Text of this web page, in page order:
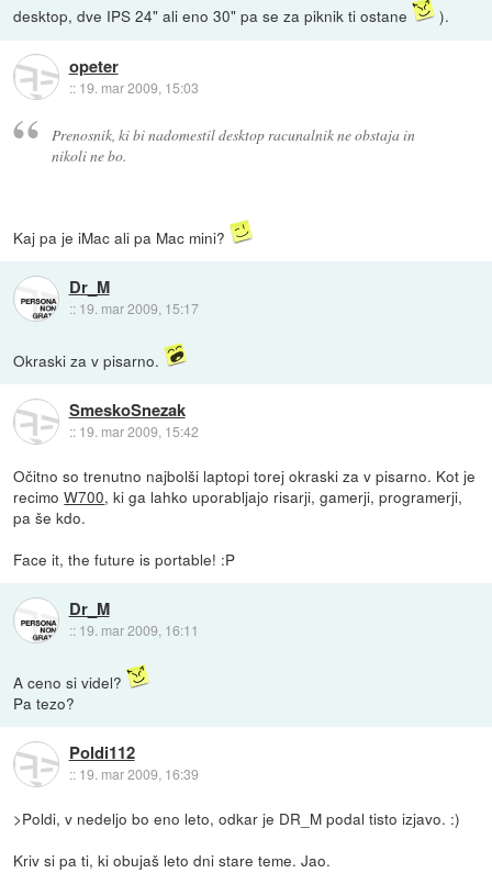
desktop, dve IPS 24" ali eno 30" pa se za piknik ti ostane
).
opeter
:: 19. mar 2009, 15:03
Prenosnik, ki bi nadomestil desktop racunalnik ne obstaja in
nikoli ne bo.
Kaj pa je iMac ali pa Mac mini?
Dr_M
:: 19. mar 2009, 15:17
Okraski za v pisarno.
SmeskoSnezak
:: 19. mar 2009, 15:42
Očitno so trenutno najbolši laptopi torej okraski za v pisarno. Kot je
recimoW700, ki ga lahko uporabljajo risarji, gamerji, programerji,
pa še kdo.
Face it, the future is portable! :P
Dr_M
:: 19. mar 2009, 16:11
A ceno si videl?
Pa tezo?
Poldi112
:: 19. mar 2009, 16:39
>Poldi, v nedeljo bo eno leto, odkar je DR_M podal tisto izjavo. :)
Kriv si pa ti, ki obujaš leto dni stare teme. Jao.